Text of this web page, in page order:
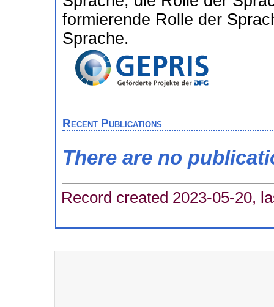
formierende Rolle der
Sprache.
Recent Publications
There are no
Record created 2023-05-20,